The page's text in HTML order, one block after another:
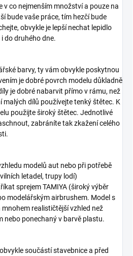
v co nejmenším množství a pouze na
bude vaše práce, tím hezčí bude
obvykle je lepší nechat lepidlo
do druhého dne.
barvy, ty vám obvykle poskytnou
je dobré povrch modelu důkladně
je dobré nabarvit přímo v rámu, než
malých dílů používejte tenký štětec. K
použijte široký štětec. Jednotlivé
zabráníte tak zkažení celého
modelů aut nebo při potřebě
letadel, trupy lodí)
sprejem TAMIYA (široký výběr
modelářským airbrushem. Model s
realističtější vzhled než
nebo ponechaný v barvě plastu.
součástí stavebnice a před